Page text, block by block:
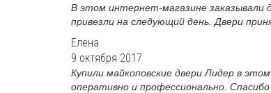
В этом интернет-магазине заказывали
привезли на следующий день. Двери
Елена
9 октября 2017
Купили майкоповские двери Лидер в
оперативно и профессионально. Спасибо